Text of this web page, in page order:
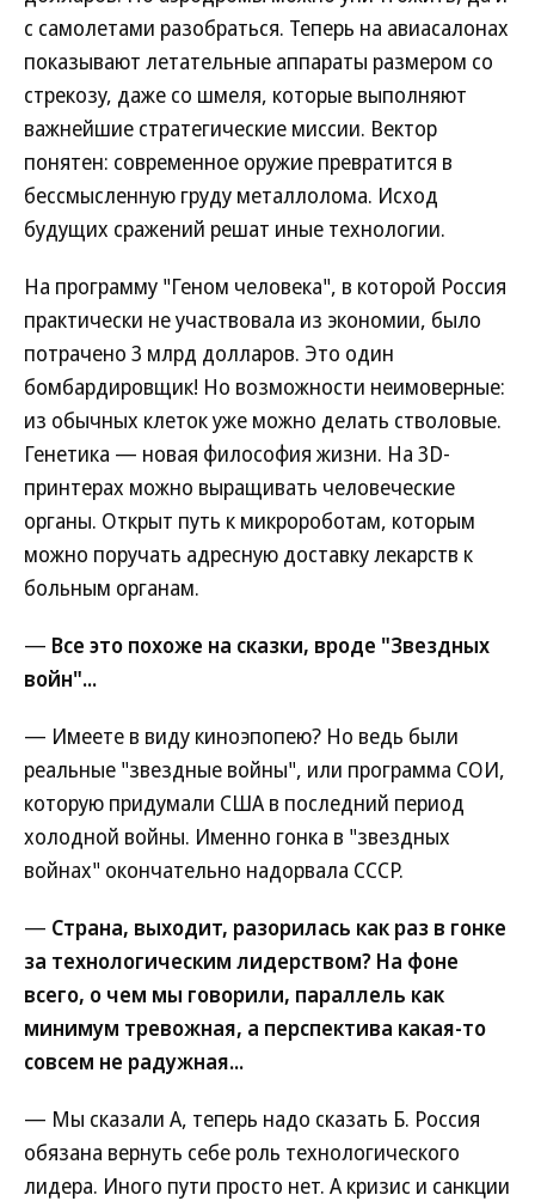
с самолетами разобраться. Теперь на авиасалонах
показывают летательные аппараты размером со
стрекозу, даже со шмеля, которые выполняют
важнейшие стратегические миссии. Вектор
понятен: современное оружие превратится в
бессмысленную груду металлолома. Исход
будущих сражений решат иные технологии.
На программу "Геном человека", в которой Россия
практически не участвовала из экономии, было
потрачено 3 млрд долларов. Это один
бомбардировщик! Но возможности неимоверные:
из обычных клеток уже можно делать стволовые.
Генетика — новая философия жизни. На 3D-
принтерах можно выращивать человеческие
органы. Открыт путь к микророботам, которым
можно поручать адресную доставку лекарств к
больным органам.
— Все это похоже на сказки, вроде "Звездных
войн"...
— Имеете в виду киноэпопею? Но ведь были
реальные "звездные войны", или программа СОИ,
которую придумали США в последний период
холодной войны. Именно гонка в "звездных
войнах" окончательно надорвала СССР.
— Страна, выходит, разорилась как раз в гонке
за технологическим лидерством? На фоне
всего, о чем мы говорили, параллель как
минимум тревожная, а перспектива какая-то
совсем не радужная...
— Мы сказали А, теперь надо сказать Б. Россия
обязана вернуть себе роль технологического
лидера. Иного пути просто нет. А кризис и санкции